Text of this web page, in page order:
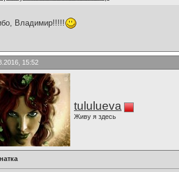
Владимир!!!!!
15:52
tululueva
Живу я здесь